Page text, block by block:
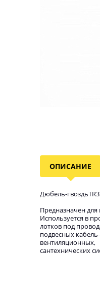
ОПИСАНИЕ
Дюбель-
Предназначен
Используется в
лотков под
подвесных
вентиляционных,
сантехнических